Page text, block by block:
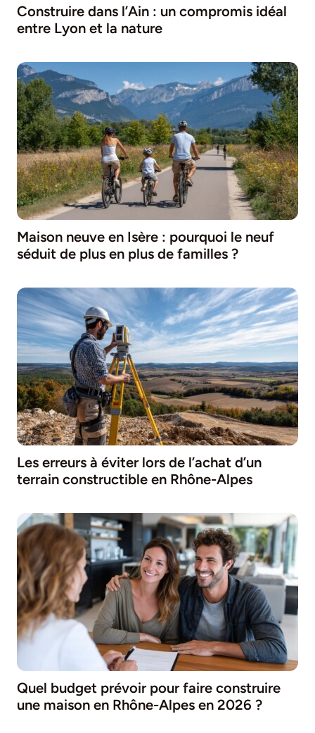
Construire dans l’Ain : un compromis idéal
entre Lyon et la nature
Maison neuve en Isère : pourquoi le neuf
séduit de plus en plus de familles ?
Les erreurs à éviter lors de l’achat d’un
terrain constructible en Rhône-Alpes
Quel budget prévoir pour faire construire
une maison en Rhône-Alpes en 2026 ?